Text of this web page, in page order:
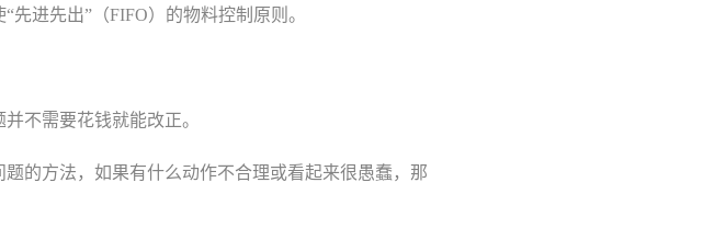
进先出”（FIFO）的物料控制原则。
不需要花钱就能改正。
的方法，如果有什么动作不合理或看起来很愚蠢，那